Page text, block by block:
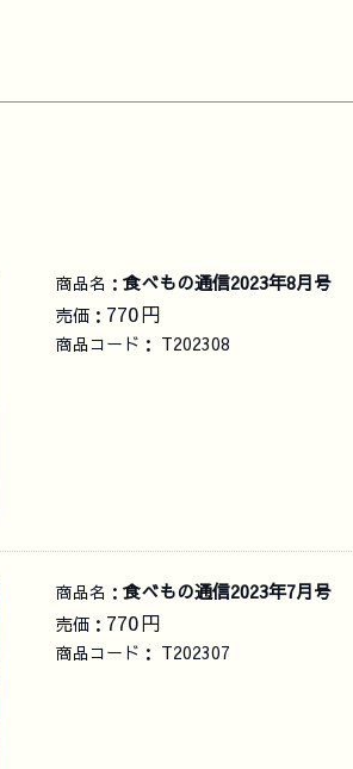
商品名： 食べもの通信2023年8月号
売価： 770円
商品コード： T202308
商品名： 食べもの通信2023年7月号
売価： 770円
商品コード： T202307